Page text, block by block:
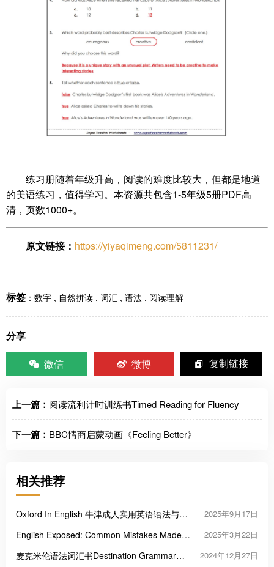
练习册随着年级升高，阅读的难度比较大，但都是地道
的美语练习，值得学习。本资源共包含1-5年级5册PDF高
清，页数1000+。
原文链接： https://yiyaqimeng.com/5811231/
标签 ： 数字 , 自然拼读 , 词汇 , 语法 , 阅读理解
分享
微信
微博 复制链接
上一篇： 阅读流利计时训练书Timed Reading for Fluency
下一篇： BBC情商启蒙动画《Feeling Better》
相关推荐
Oxford In English 牛津成人实用英语语法与词
2025年9月17日
English Exposed: Common Mistakes Made
2025年3月22日
麦克米伦语法词汇书Destination Grammar
2024年12月27日